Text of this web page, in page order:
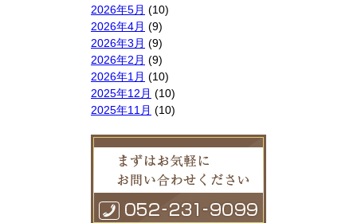
2026年5月 (10)
2026年4月 (9)
2026年3月 (9)
2026年2月 (9)
2026年1月 (10)
2025年12月 (10)
2025年11月 (10)
2025年8月(9)
2025年7月(10)
2025年6月(10)
2025年5月(10)